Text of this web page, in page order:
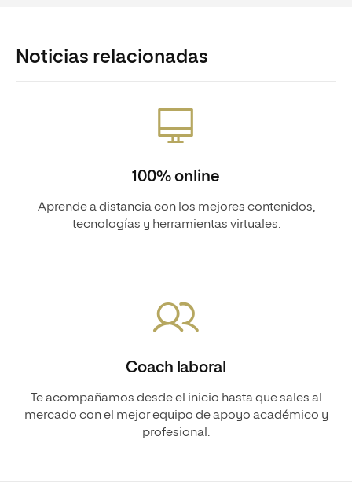
Noticias relacionadas
100% online
Aprende a distancia con los mejores contenidos,
tecnologías y herramientas virtuales.
Coach laboral
Te acompañamos desde el inicio hasta que sales al
mercado con el mejor equipo de apoyo académico y
profesional.